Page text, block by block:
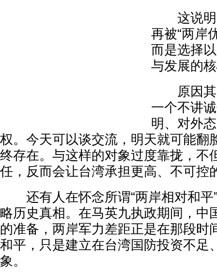
这说明
再被“两岸
而是选择
与发展的
原因其
一个不讲
明、对外
权。今天可以谈交流，明天就可能翻
终存在。与这样的对象过度靠拢，不
任，反而会让台湾承担更高、不可控
还有人在怀念所谓“两岸相对和平
略历史真相。在马英九执政期间，中
的准备，两岸军力差距正是在那段时
和平，只是建立在台湾国防投资不足
象。